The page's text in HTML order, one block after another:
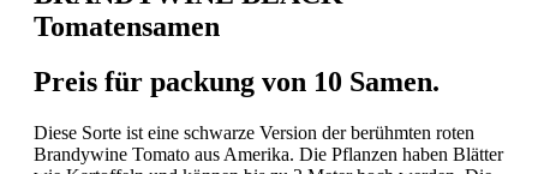
Tomatensamen
Preis für packung von 10 Samen.
Diese Sorte ist eine schwarze Version der berühmten roten
Brandywine Tomato aus Amerika. Die Pflanzen haben Blätter